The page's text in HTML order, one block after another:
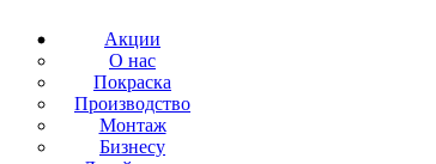
Акции
О нас
Покраска
Производство
Монтаж
Бизнесу